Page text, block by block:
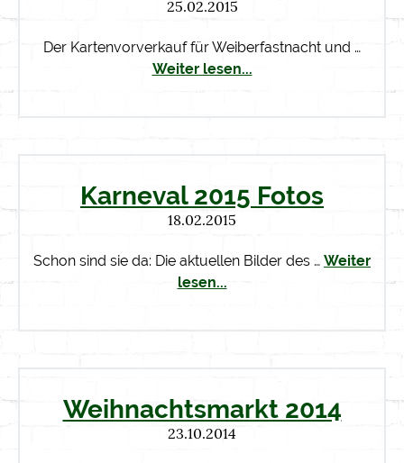
25.02.2015
Der Kartenvorverkauf für Weiberfastnacht und …
Weiter lesen...
Karneval 2015 Fotos
18.02.2015
Schon sind sie da: Die aktuellen Bilder des … Weiter
lesen...
Weihnachtsmarkt 2014
23.10.2014